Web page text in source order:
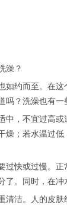
澡？
如约而至。在
吗？洗澡也有一
中，不宜过高
燥；若水温过
过快或过慢。
了。同时，在
清洁。人的皮